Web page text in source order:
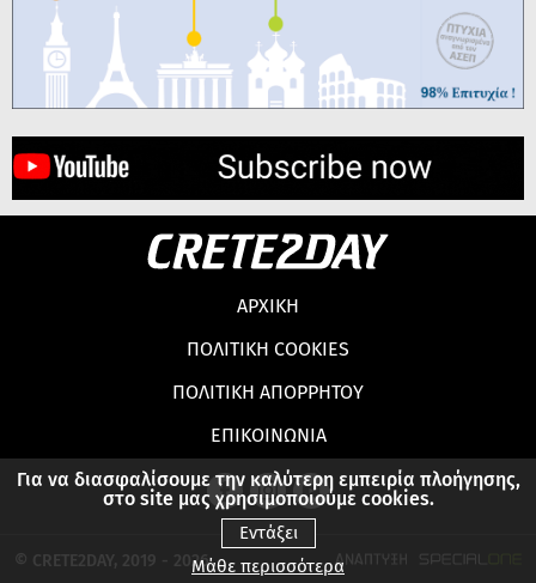
Για να διασφαλίσουμε την καλύτερη εμπειρία πλοήγησης,
στο site μας χρησιμοποιούμε cookies.
Εντάξει
Μάθε περισσότερα
ΑΡΧΙΚΗ
ΠΟΛΙΤΙΚΗ COOKIES
ΠΟΛΙΤΙΚΗ ΑΠΟΡΡΗΤΟΥ
ΕΠΙΚΟΙΝΩΝΙΑ
© CRETE2DAY, 2019 - 2026